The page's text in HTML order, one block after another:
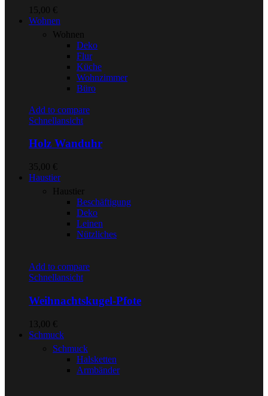
15,00 €
Wohnen
Wohnen
Deko
Flur
Küche
Wohnzimmer
Büro
Add to compare
Schnellansicht
Holz Wanduhr
35,00 €
Haustier
Haustier
Beschäftigung
Deko
Leinen
Nützliches
Add to compare
Schnellansicht
Weihnachtskugel-Pfote
13,00 €
Schmuck
Schmuck
Halsketten
Armbänder